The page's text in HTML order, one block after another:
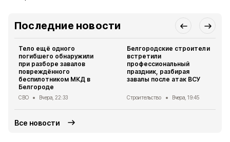
Последние новости
Тело ещё одного
погибшего обнаружили
при разборе завалов
повреждённого
беспилотником МКД в
Белгороде
СВО Вчера, 22:33
Белгородские строители
встретили
профессиональный
праздник, разбирая
завалы после атак ВСУ
Строительство Вчера, 19:45
Все новости